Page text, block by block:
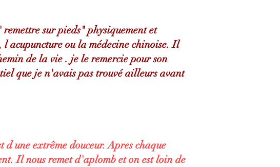
sur pieds" physiquement et
l acupuncture ou la médecine chinoise. Il
de la vie . je le remercie pour son
que je n'avais pas trouvé ailleurs avant
une extrême douceur. Apres chaque
Il nous remet d'aplomb et on est loin de